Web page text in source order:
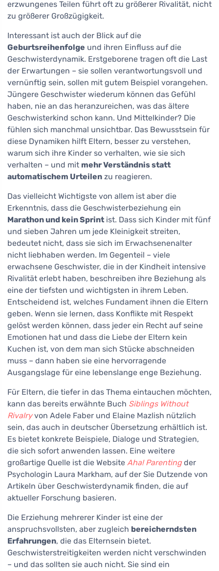
erzwungenes Teilen führt oft zu größerer Rivalität, nicht
zu größerer Großzügigkeit.
Interessant ist auch der Blick auf die
Geburtsreihenfolge und ihren Einfluss auf die
Geschwisterdynamik. Erstgeborene tragen oft die Last
der Erwartungen – sie sollen verantwortungsvoll und
vernünftig sein, sollen mit gutem Beispiel vorangehen.
Jüngere Geschwister wiederum können das Gefühl
haben, nie an das heranzureichen, was das ältere
Geschwisterkind schon kann. Und Mittelkinder? Die
fühlen sich manchmal unsichtbar. Das Bewusstsein für
diese Dynamiken hilft Eltern, besser zu verstehen,
warum sich ihre Kinder so verhalten, wie sie sich
verhalten – und mit mehr Verständnis statt
automatischem Urteilen zu reagieren.
Das vielleicht Wichtigste von allem ist aber die
Erkenntnis, dass die Geschwisterbeziehung ein
Marathon und kein Sprint ist. Dass sich Kinder mit fünf
und sieben Jahren um jede Kleinigkeit streiten,
bedeutet nicht, dass sie sich im Erwachsenenalter
nicht liebhaben werden. Im Gegenteil – viele
erwachsene Geschwister, die in der Kindheit intensive
Rivalität erlebt haben, beschreiben ihre Beziehung als
eine der tiefsten und wichtigsten in ihrem Leben.
Entscheidend ist, welches Fundament ihnen die Eltern
geben. Wenn sie lernen, dass Konflikte mit Respekt
gelöst werden können, dass jeder ein Recht auf seine
Emotionen hat und dass die Liebe der Eltern kein
Kuchen ist, von dem man sich Stücke abschneiden
muss – dann haben sie eine hervorragende
Ausgangslage für eine lebenslange enge Beziehung.
Für Eltern, die tiefer in das Thema eintauchen möchten,
kann das bereits erwähnte Buch Siblings Without
Rivalryvon Adele Faber und Elaine Mazlish nützlich
sein, das auch in deutscher Übersetzung erhältlich ist.
Es bietet konkrete Beispiele, Dialoge und Strategien,
die sich sofort anwenden lassen. Eine weitere
großartige Quelle ist die Website Aha! Parentingder
Psychologin Laura Markham, auf der Sie Dutzende von
Artikeln über Geschwisterdynamik finden, die auf
aktueller Forschung basieren.
Die Erziehung mehrerer Kinder ist eine der
anspruchsvollsten, aber zugleich bereicherndsten
Erfahrungen, die das Elternsein bietet.
Geschwisterstreitigkeiten werden nicht verschwinden
– und das sollten sie auch nicht. Sie sind ein